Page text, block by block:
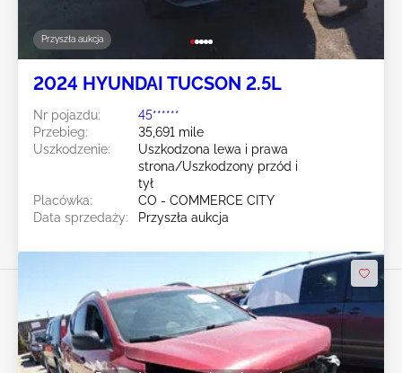
Przyszła aukcja
2024 HYUNDAI TUCSON 2.5L
Nr pojazdu:
45******
Przebieg:
35,691 mile
Uszkodzenie:
Uszkodzona lewa i prawa
strona/Uszkodzony przód i
tył
Placówka:
CO - COMMERCE CITY
Data sprzedaży:
Przyszła aukcja